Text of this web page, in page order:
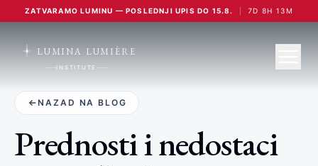
ZATVARAMO LUMINU — POSLEDNJI UPIS DO 15.8. 7D 8H 13M
LUMINA LUMIÈRE
INSTITUTE
NAZAD NA BLOG
Prednosti i nedostaci